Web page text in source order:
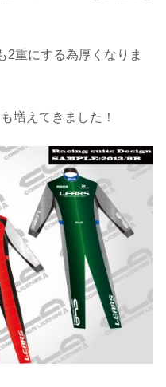
2重にする為厚くなりま
増えてきました！